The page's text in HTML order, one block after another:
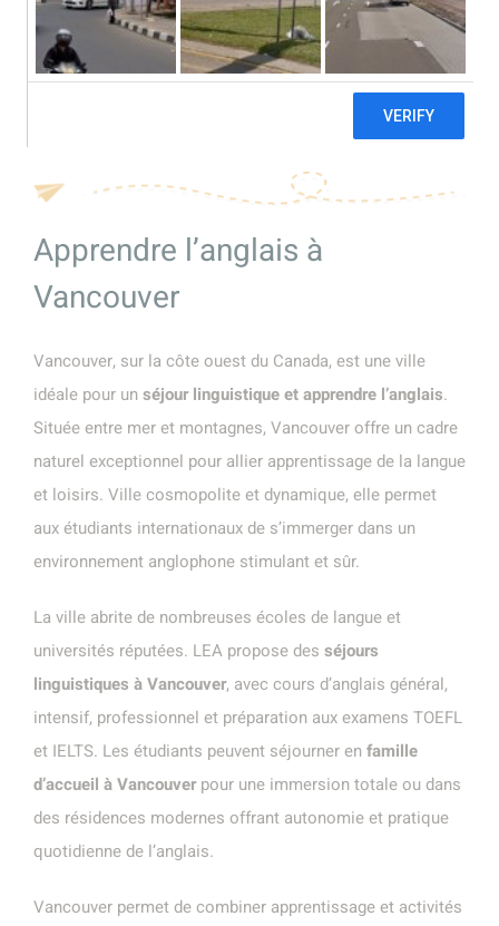
linguistique à
Vancouver
Apprendre l’anglais à
Vancouver
Vancouver, sur la côte ouest du Canada, est une ville
idéale pour unséjour linguistique et apprendre l’anglais.
Située entre mer et montagnes, Vancouver offre un cadre
naturel exceptionnel pour allier apprentissage de la langue
et loisirs. Ville cosmopolite et dynamique, elle permet
aux étudiants internationaux de s’immerger dans un
environnement anglophone stimulant et sûr.
La ville abrite de nombreuses écoles de langue et
universités réputées. LEA propose des séjours
linguistiques à Vancouver, avec cours d’anglais général,
intensif, professionnel et préparation aux examens TOEFL
et IELTS. Les étudiants peuvent séjourner enfamille
d’accueil à Vancouverpour une immersion totale ou dans
des résidences modernes offrant autonomie et pratique
quotidienne de l’anglais.
Vancouver permet de combiner apprentissage et activités